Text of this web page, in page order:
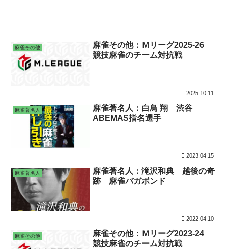
麻雀その他
麻雀その他：Ｍリーグ2025-26
競技麻雀のチーム対抗戦
2025.10.11
麻雀著名人
麻雀著名人：白鳥 翔 渋谷
ABEMAS指名選手
2023.04.15
麻雀著名人
麻雀著名人：滝沢和典 越後の奇
跡 麻雀バガボンド
2022.04.10
麻雀その他
麻雀その他：Ｍリーグ2023-24
競技麻雀のチーム対抗戦